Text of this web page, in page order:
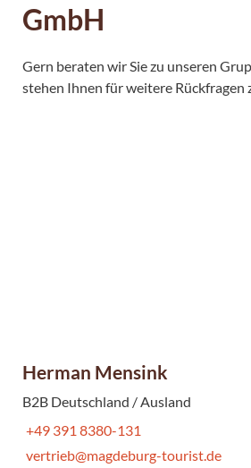
GmbH
Gern beraten wir Sie zu unseren
stehen Ihnen für weitere Rückfragen
Herman Mensink
B2B Deutschland / Ausland
+49 391 8380-131
vertrieb@magdeburg-tourist.de